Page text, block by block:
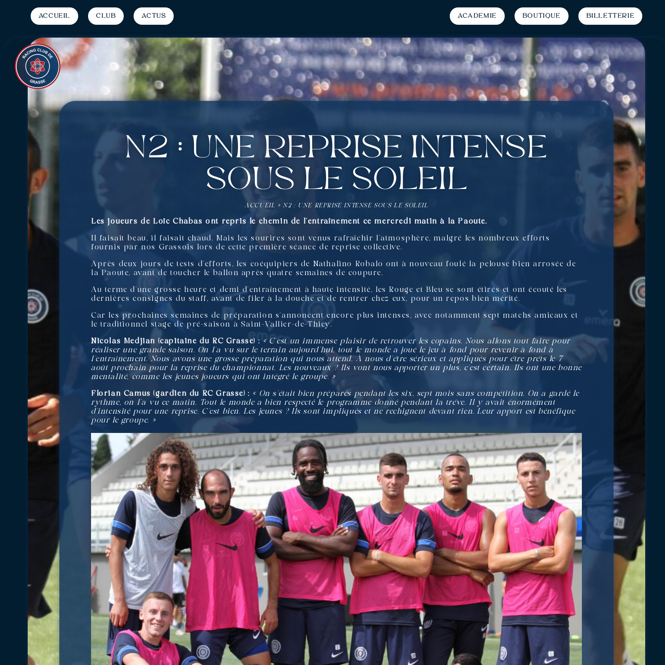
Accueil Club Actus Académie Boutique Billetterie
N2 : Une reprise intense
sous le soleil
ACCUEIL »N2 : UNE REPRISE INTENSE SOUS LE SOLEIL
Les joueurs de Loïc Chabas ont repris le chemin de l’entraînement ce mercredi matin à la Paoute.
Il faisait beau, il faisait chaud. Mais les sourires sont venus rafraîchir l’atmosphère, malgré les nombreux efforts
fournis par nos Grassois lors de cette première séance de reprise collective.
Après deux jours de tests d’efforts, les coéquipiers de Nathalino Robalo ont à nouveau foulé la pelouse bien arrosée de
la Paoute, avant de toucher le ballon après quatre semaines de coupure.
Au terme d’une grosse heure et demi d’entraînement à haute intensité, les Rouge et Bleu se sont étirés et ont écouté les
dernières consignes du staff, avant de filer à la douche et de rentrer chez eux, pour un repos bien mérité.
Car les prochaines semaines de préparation s’annoncent encore plus intenses, avec notamment sept matchs amicaux et
le traditionnel stage de pré-saison à Saint-Vallier-de-Thiey.
Nicolas Medjian (capitaine du RC Grasse) : « C’est un immense plaisir de retrouver les copains. Nous allons tout faire pour
réaliser une grande saison. On l’a vu sur le terrain aujourd’hui, tout le monde a joué le jeu à fond pour revenir à fond à
l’entraînement. Nous avons une grosse préparation qui nous attend. À nous d’être sérieux et appliqués pour être prêts le 7
août prochain pour la reprise du championnat. Les nouveaux ? Ils vont nous apporter un plus, c’est certain. Ils ont une bonne
mentalité, comme les jeunes joueurs qui ont intégré le groupe. »
Florian Camus (gardien du RC Grasse) : « On s’était bien préparés pendant les six, sept mois sans compétition. On a gardé le
rythme, on l’a vu ce matin. Tout le monde a bien respecté le programme donné pendant la trêve. Il y avait énormément
d’intensité pour une reprise. C’est bien. Les jeunes ? Ils sont impliqués et ne rechignent devant rien. Leur apport est bénéfique
pour le groupe. »